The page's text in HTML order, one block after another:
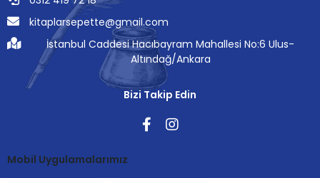
kitaplarsepette@gmail.com
İstanbul Caddesi Hacıbayram Mahallesi No:6 Ulus-
Altındağ/Ankara
Bizi Takip Edin
Mobil Uygulamalarımız